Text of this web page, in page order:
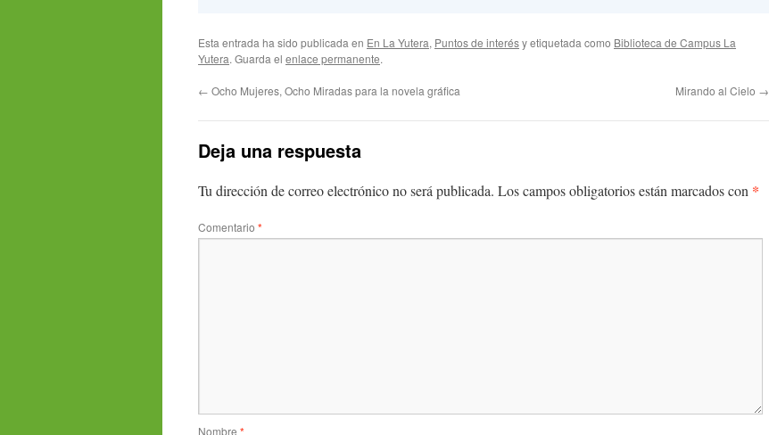
Esta entrada ha sido publicada en En La Yutera, Puntos de interésy etiquetada como Biblioteca de Campus La
Yutera. Guarda el enlace permanente.
← Ocho Mujeres, Ocho Miradas para la novela gráfica Mirando al Cielo →
Deja una respuesta
Tu dirección de correo electrónico no será publicada. Los campos obligatorios están marcados con *
Comentario *
Nombre *